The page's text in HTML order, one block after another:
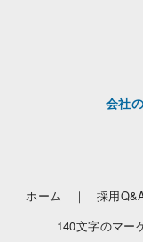
会社
ホーム ｜ 採用
140文字のマー